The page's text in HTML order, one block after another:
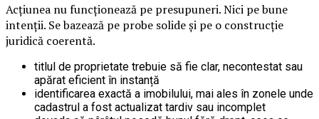
Acțiunea nu funcționează pe presupuneri. Nici pe bune
intenții. Se bazează pe probe solide și pe o construcție
juridică coerentă.
titlul de proprietate trebuie să fie clar, necontestat sau
apărat eficient în instanță
identificarea exactă a imobilului, mai ales în zonele unde
cadastrul a fost actualizat tardiv sau incomplet